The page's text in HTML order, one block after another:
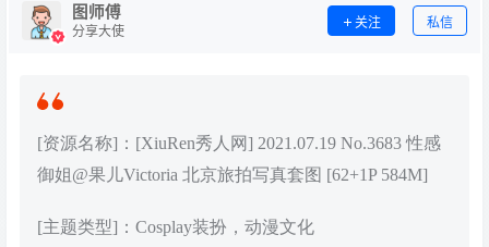
图师傅
分享大使
关注 私信
[资源名称]：[XiuRen秀人网] 2021.07.19 No.3683 性感
御姐@果儿Victoria 北京旅拍写真套图 [62+1P 584M]
[主题类型]：Cosplay装扮，动漫文化